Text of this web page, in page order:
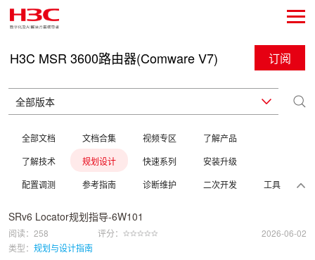
H3C MSR 3600路由器(Comware V7) 订阅
全部文档 文档合集 视频专区
了解产品
了解技术
规划设计 快速系列
安装升级
配置调测
参考指南 诊断维护 二次开发 工具
SRv6 Locator规划指导-6W101
阅读：258 评分：
2026-06-02
类型： 规划与设计指南